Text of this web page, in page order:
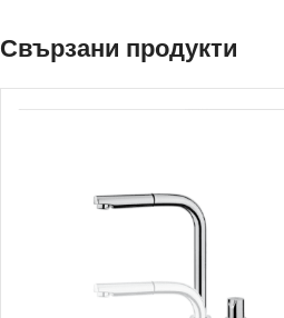
Свързани продукти